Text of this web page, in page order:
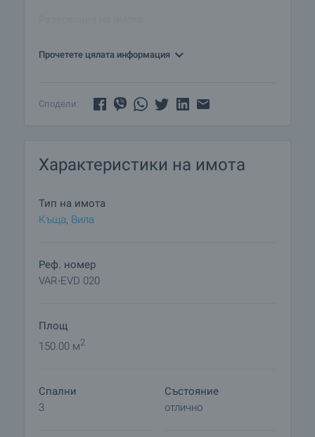
депозит от 2000 Евро, платим с кредитна карта
което следва купувачът да подпише
в размер на 3% от покупната цена и е дължима
покупко-продажба.
Прочетете цялата информация
Сподели:
Характеристики на имота
Тип на имота
Къща, Вилa
Реф. номер
VAR-EVD 020
Площ
150.00 м2
Спални
3
Състояние
отлично